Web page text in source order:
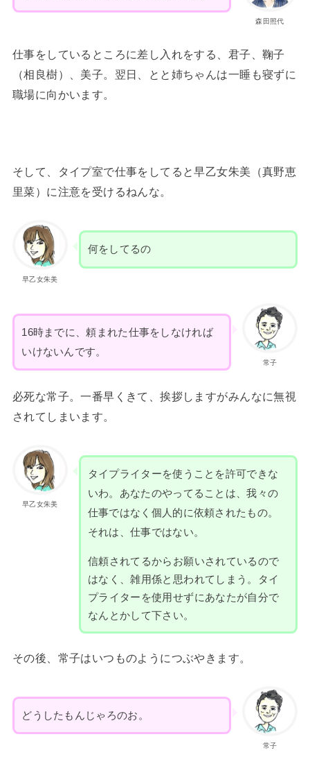
森田照代
仕事をしているところに差し入れをする、君子、鞠子
（相良樹）、美子。翌日、とと姉ちゃんは一睡も寝ずに
職場に向かいます。
そして、タイプ室で仕事をしてると早乙女朱美（真野恵
里菜）に注意を受けるねんな。
早乙女朱美
何をしてるの
常子
16時までに、頼まれた仕事をしなければ
いけないんです。
必死な常子。一番早くきて、挨拶しますがみんなに無視
されてしまいます。
早乙女朱美
タイプライターを使うことを許可できな
いわ。あなたのやってることは、我々の
仕事ではなく個人的に依頼されたもの。
それは、仕事ではない。
信頼されてるからお願いされているので
はなく、雑用係と思われてしまう。タイ
プライターを使用せずにあなたが自分で
なんとかして下さい。
その後、常子はいつものようにつぶやきます。
常子
どうしたもんじゃろのお。